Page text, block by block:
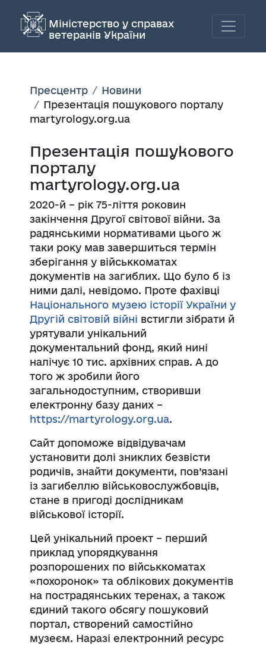
Міністерство у справах
ветеранів України
Пресцентр
Новини
Презентація пошукового порталу
martyrology.org.ua
Презентація пошукового
порталу
martyrology.org.ua
2020-й – рік 75-ліття роковин
закінчення Другої світової війни. За
радянськими нормативами цього ж
таки року мав завершиться термін
зберігання у військкоматах
документів на загиблих. Що було б із
ними далі, невідомо. Проте фахівці
Національного музею історії України у
Другій світовій війні встигли зібрати й
урятували унікальний
документальний фонд, який нині
налічує 10 тис. архівних справ. А до
того ж зробили його
загальнодоступним, створивши
електронну базу даних –
https://martyrology.org.ua.
Сайт допоможе відвідувачам
установити долі зниклих безвісти
родичів, знайти документи, пов’язані
із загибеллю військовослужбовців,
стане в пригоді дослідникам
військової історії.
Цей унікальний проект – перший
приклад упорядкування
розпорошених по військкоматах
«похоронок» та облікових документів
на пострадянських теренах, а також
єдиний такого обсягу пошуковий
портал, створений самостійно
музеєм. Наразі електронний ресурс